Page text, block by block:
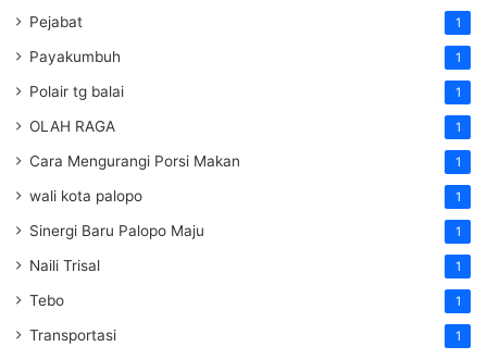
Pejabat 1
Payakumbuh 1
Polair tg balai 1
OLAH RAGA 1
Cara Mengurangi Porsi Makan 1
wali kota palopo 1
Sinergi Baru Palopo Maju 1
Naili Trisal 1
Tebo 1
Transportasi 1